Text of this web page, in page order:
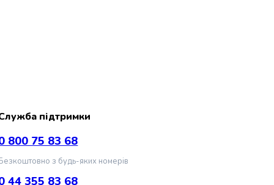
підтримки
800 75 83 68
з будь-яких номерів
44 355 83 68